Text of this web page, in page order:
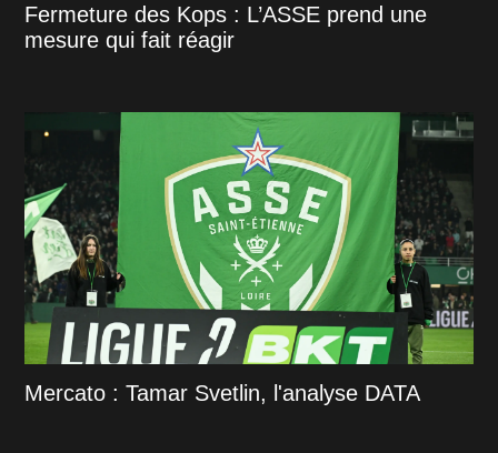
Fermeture des Kops : L’ASSE prend une
mesure qui fait réagir
Mercato : Tamar Svetlin, l'analyse DATA